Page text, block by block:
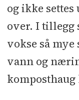
og ikke
over. I tillegg
vokse så
vann og